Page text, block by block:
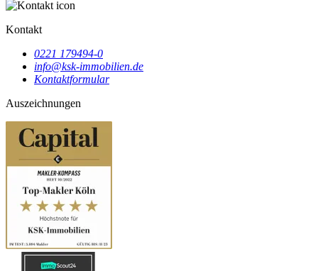
Kontakt
0221 179494-0
info@ksk-immobilien.de
Kontaktformular
Auszeichnungen